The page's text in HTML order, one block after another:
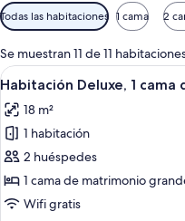
Filtros
disponibles
para
las
habitaciones
Todas las habitaciones 1 cama 2
Se muestran 11 de 11
Abrir
todas
las
fotos
de
Habitación
Deluxe,
5
Habitación Deluxe, 1
18 m²
1 habitación
2 huéspedes
1 cama de matrimonio
Wifi gratis